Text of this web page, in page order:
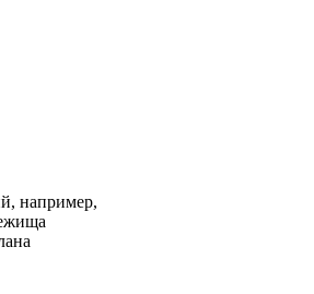
например,